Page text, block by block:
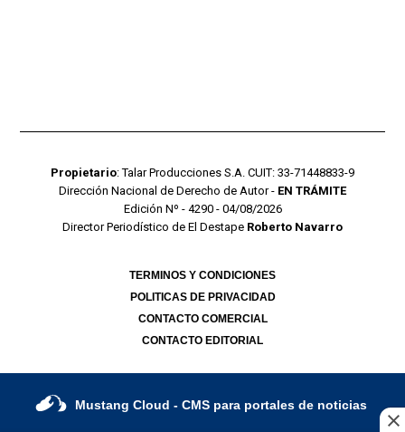
Propietario: Talar Producciones S.A. CUIT: 33-71448833-9
Dirección Nacional de Derecho de Autor - EN TRÁMITE
Edición Nº - 4290 - 04/08/2026
Director Periodístico de El Destape Roberto Navarro
TERMINOS Y CONDICIONES
POLITICAS DE PRIVACIDAD
CONTACTO COMERCIAL
CONTACTO EDITORIAL
Mustang Cloud - CMS para portales de noticias